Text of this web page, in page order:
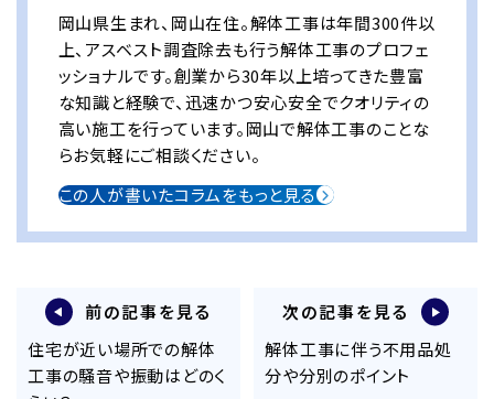
岡山県生まれ、岡山在住。解体工事は年間300件以
上、アスベスト調査除去も行う解体工事のプロフェ
ッショナルです。創業から30年以上培ってきた豊富
な知識と経験で、迅速かつ安心安全でクオリティの
高い施工を行っています。岡山で解体工事のことな
らお気軽にご相談ください。
この人が書いたコラムをもっと見る
前の記事を見る
住宅が近い場所での解体
工事の騒音や振動はどのく
次の記事を見る
解体工事に伴う不用品処
分や分別のポイント